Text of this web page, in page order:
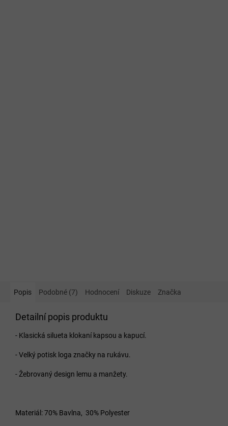
Popis Podobné (7) Hodnocení Diskuze Značka
Detailní popis produktu
- Klasická silueta klokaní kapsou a kapucí.
- Velký potisk loga značky na rukávu.
- Žebrovaný design lemu a manžety.
Materiál: 70% Bavlna, 30% Polyester